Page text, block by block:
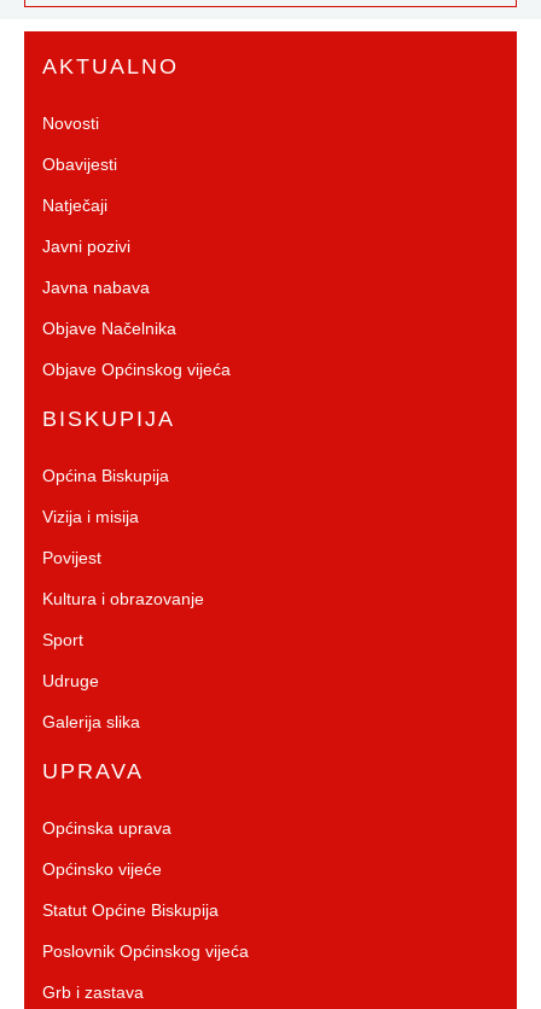
AKTUALNO
Novosti
Obavijesti
Natječaji
Javni pozivi
Javna nabava
Objave Načelnika
Objave Općinskog vijeća
BISKUPIJA
Općina Biskupija
Vizija i misija
Povijest
Kultura i obrazovanje
Sport
Udruge
Galerija slika
UPRAVA
Općinska uprava
Općinsko vijeće
Statut Općine Biskupija
Poslovnik Općinskog vijeća
Grb i zastava